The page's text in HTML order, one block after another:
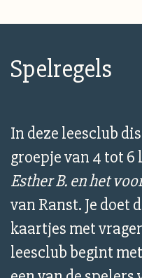
Spelregels
In deze leesclub
groepje van 4 tot 6
Esther B. en het
van Ranst. Je doet
kaartjes met
leesclub begint